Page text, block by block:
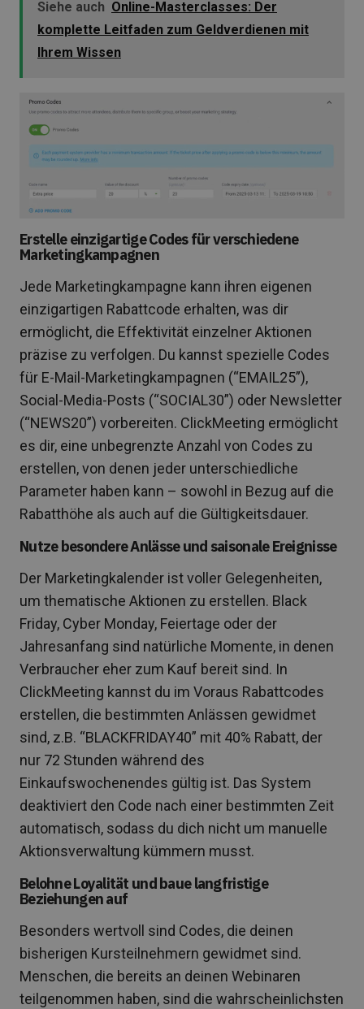
Siehe auch Online-Masterclasses: Der
komplette Leitfaden zum Geldverdienen mit
Ihrem Wissen
Erstelle einzigartige Codes für verschiedene
Marketingkampagnen
Jede Marketingkampagne kann ihren eigenen
einzigartigen Rabattcode erhalten, was dir
ermöglicht, die Effektivität einzelner Aktionen
präzise zu verfolgen. Du kannst spezielle Codes
für E-Mail-Marketingkampagnen (“EMAIL25”),
Social-Media-Posts (“SOCIAL30”) oder Newsletter
(“NEWS20”) vorbereiten. ClickMeeting ermöglicht
es dir, eine unbegrenzte Anzahl von Codes zu
erstellen, von denen jeder unterschiedliche
Parameter haben kann – sowohl in Bezug auf die
Rabatthöhe als auch auf die Gültigkeitsdauer.
Nutze besondere Anlässe und saisonale Ereignisse
Der Marketingkalender ist voller Gelegenheiten,
um thematische Aktionen zu erstellen. Black
Friday, Cyber Monday, Feiertage oder der
Jahresanfang sind natürliche Momente, in denen
Verbraucher eher zum Kauf bereit sind. In
ClickMeeting kannst du im Voraus Rabattcodes
erstellen, die bestimmten Anlässen gewidmet
sind, z.B. “BLACKFRIDAY40” mit 40% Rabatt, der
nur 72 Stunden während des
Einkaufswochenendes gültig ist. Das System
deaktiviert den Code nach einer bestimmten Zeit
automatisch, sodass du dich nicht um manuelle
Aktionsverwaltung kümmern musst.
Belohne Loyalität und baue langfristige
Beziehungen auf
Besonders wertvoll sind Codes, die deinen
bisherigen Kursteilnehmern gewidmet sind.
Menschen, die bereits an deinen Webinaren
teilgenommen haben, sind die wahrscheinlichsten